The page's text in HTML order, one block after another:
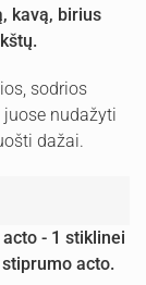
kavą, birius
sodrios
nudažyti
dažai.
- 1 stiklinei
acto.